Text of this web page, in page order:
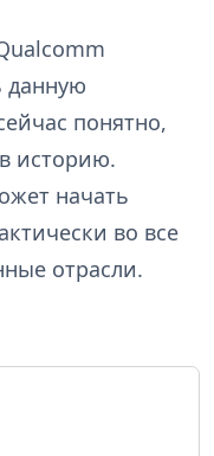
данную
понятно,
историю.
начать
во все
отрасли.